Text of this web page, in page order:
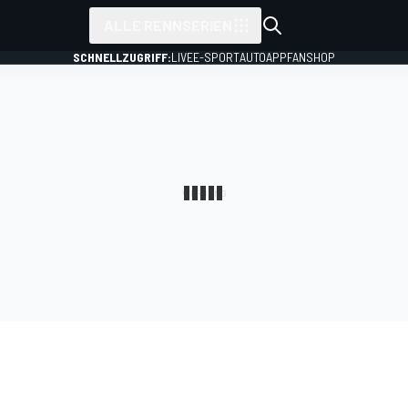
SCHNELLZUGRIFF:LIVEE-SPORTAUTOAPPFANSHOP